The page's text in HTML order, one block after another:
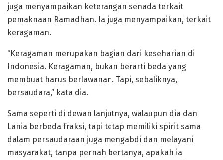
juga menyampaikan keterangan senada terkait
pemaknaan Ramadhan. Ia juga menyampaikan, terkait
keragaman.
“Keragaman merupakan bagian dari keseharian di
Indonesia. Keragaman, bukan berarti beda yang
membuat harus berlawanan. Tapi, sebaliknya,
bersaudara,” kata dia.
Sama seperti di dewan lanjutnya, walaupun dia dan
Lania berbeda fraksi, tapi tetap memiliki spirit sama
dalam persaudaraan juga mengabdi dan melayani
masyarakat, tanpa pernah bertanya, apakah ia